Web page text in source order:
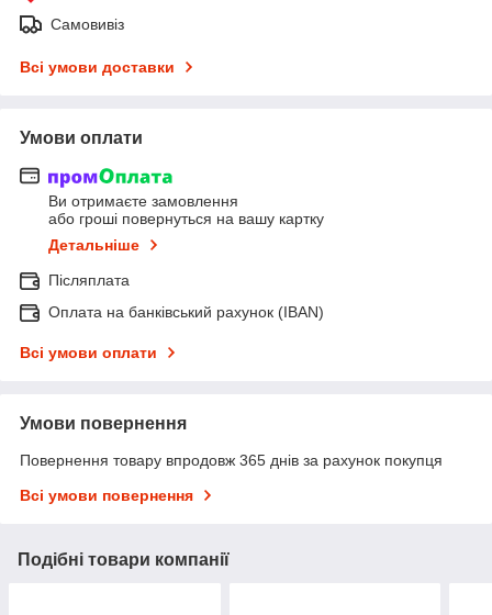
Самовивіз
Всі умови доставки
Умови оплати
Ви отримаєте замовлення
або гроші повернуться на вашу картку
Детальніше
Післяплата
Оплата на банківський рахунок (IBAN)
Всі умови оплати
Умови повернення
Повернення товару впродовж 365 днів за рахунок покупця
Всі умови повернення
Подібні товари компанії